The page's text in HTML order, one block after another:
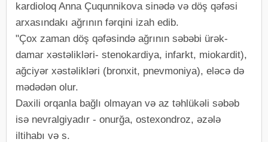
kardioloq Anna Çuqunnikova sinədə və döş qəfəsi
arxasındakı ağrının fərqini izah edib.
"Çox zaman döş qəfəsində ağrının səbəbi ürək-
damar xəstəlikləri- stenokardiya, infarkt, miokardit),
ağciyər xəstəlikləri (bronxit, pnevmoniya), eləcə də
mədədən olur.
Daxili orqanla bağlı olmayan və az təhlükəli səbəb
isə nevralgiyadır - onurğa, ostexondroz, əzələ
iltihabı və s.